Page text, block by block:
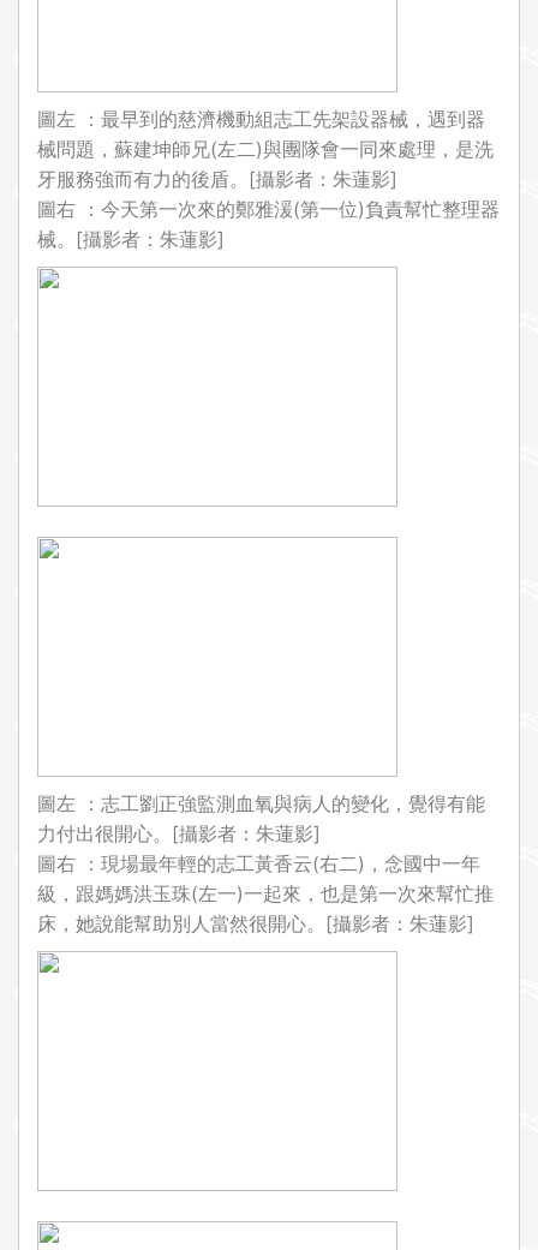
圖左 ：最早到的慈濟機動組志工先架設器械，遇到器
械問題，蘇建坤師兄(左二)與團隊會一同來處理，是洗
牙服務強而有力的後盾。[攝影者：朱蓮影]
圖右 ：今天第一次來的鄭雅湲(第一位)負責幫忙整理器
械。[攝影者：朱蓮影]
圖左 ：志工劉正強監測血氧與病人的變化，覺得有能
力付出很開心。[攝影者：朱蓮影]
圖右 ：現場最年輕的志工黃香云(右二)，念國中一年
級，跟媽媽洪玉珠(左一)一起來，也是第一次來幫忙推
床，她說能幫助別人當然很開心。[攝影者：朱蓮影]